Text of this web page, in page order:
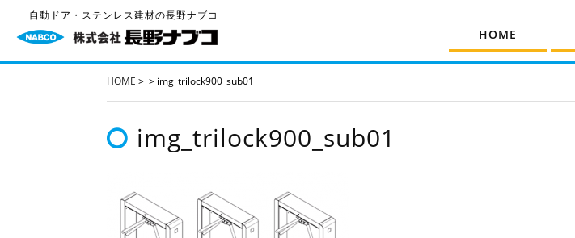
自動ドア・ステンレス建材の長野ナブコ
HOME
HOME > > img_trilock900_sub01
img_trilock900_sub01